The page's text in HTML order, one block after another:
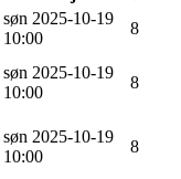
søn 2025-10-19
10:00
8
søn 2025-10-19
10:00
8
søn 2025-10-19
10:00
8